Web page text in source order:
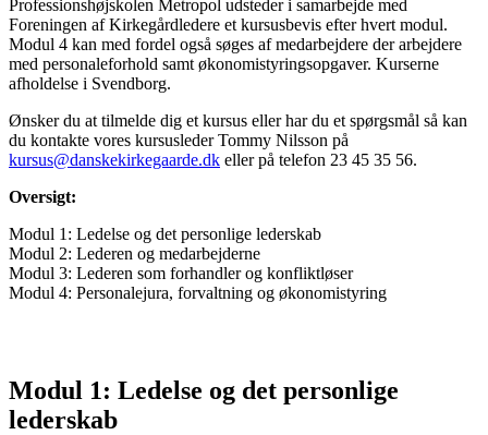
Professionshøjskolen Metropol udsteder i samarbejde med
Foreningen af Kirkegårdledere et kursusbevis efter hvert modul.
Modul 4 kan med fordel også søges af medarbejdere der arbejdere
med personaleforhold samt økonomistyringsopgaver. Kurserne
afholdelse i Svendborg.
Ønsker du at tilmelde dig et kursus eller har du et spørgsmål så kan
du kontakte vores kursusleder Tommy Nilsson på
kursus@danskekirkegaarde.dk eller på telefon 23 45 35 56.
Oversigt:
Modul 1: Ledelse og det personlige lederskab
Modul 2: Lederen og medarbejderne
Modul 3: Lederen som forhandler og konfliktløser
Modul 4: Personalejura, forvaltning og økonomistyring
Modul 1: Ledelse og det personlige
lederskab